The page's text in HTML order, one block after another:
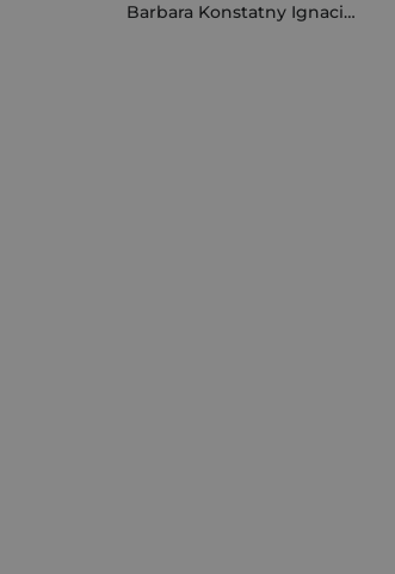
Barbara Konstatny Ignaciuk